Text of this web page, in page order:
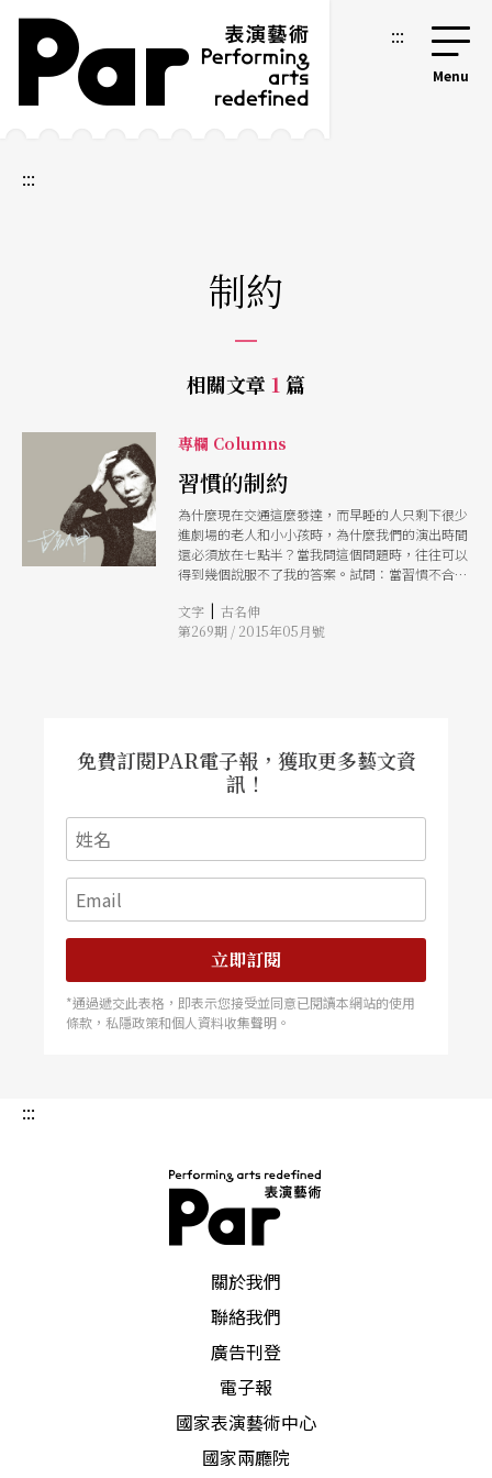
跳到主要內容區塊
網站導覽 :::
:::
制約
相關文章 1 篇
專欄 Columns
習慣的制約
為什麼現在交通這麼發達，而早睡的人只剩下很少
進劇場的老人和小小孩時，為什麼我們的演出時間
還必須放在七點半？當我問這個問題時，往往可以
得到幾個說服不了我的答案。試問：當習慣不合時
也都曾經是新的做法，不是嗎？
文字 | 古名伸
第269期 / 2015年05月號
免費訂閱PAR電子報，獲取更多藝文資
訊！
立即訂閱
*通過遞交此表格，即表示您接受並同意已閱讀本網站的使用
條款，私隱政策和個人資料收集聲明。
:::
關於我們
聯絡我們
廣告刊登
電子報
國家表演藝術中心
國家兩廳院